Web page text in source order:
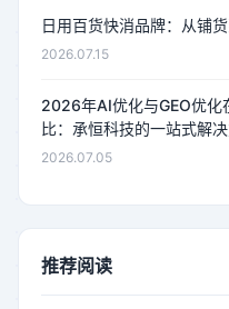
日用百货快消品牌：从铺
2026.07.15
2026年AI优化与GEO优化
比：承恒科技的一站式解
2026.07.05
推荐阅读